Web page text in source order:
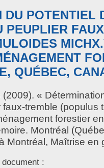
DU POTENTIEL
PEUPLIER
QUÉBEC,
(2009). «
tremble (populus
forestier
Montréal
Montréal, Maîtrise en
: